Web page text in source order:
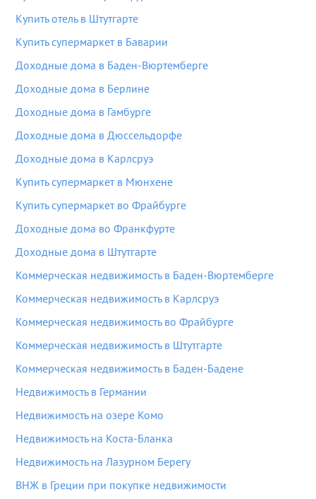
Купить отель в Штутгарте
Купить супермаркет в Баварии
Доходные дома в Баден-Вюртемберге
Доходные дома в Берлине
Доходные дома в Гамбурге
Доходные дома в Дюссельдорфе
Доходные дома в Карлсруэ
Купить супермаркет в Мюнхене
Купить супермаркет во Фрайбурге
Доходные дома во Франкфурте
Доходные дома в Штутгарте
Коммерческая недвижимость в Баден-Вюртемберге
Коммерческая недвижимость в Карлсруэ
Коммерческая недвижимость во Фрайбурге
Коммерческая недвижимость в Штутгарте
Коммерческая недвижимость в Баден-Бадене
Недвижимость в Германии
Недвижимость на озере Комо
Недвижимость на Коста-Бланка
Недвижимость на Лазурном Берегу
ВНЖ в Греции при покупке недвижимости